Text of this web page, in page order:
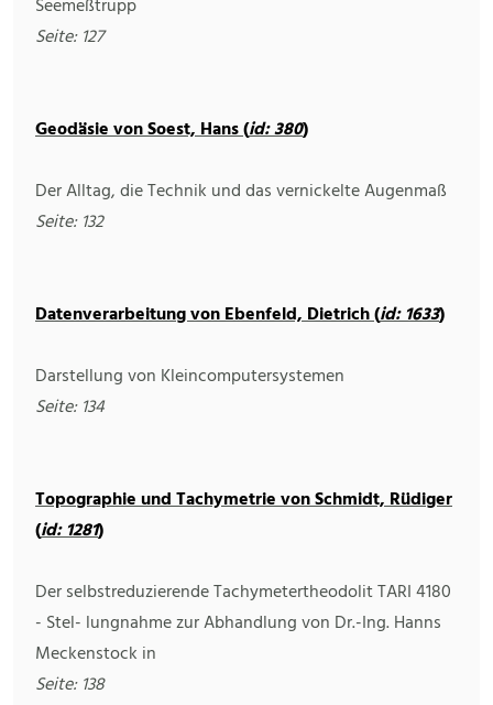
Seemeßtrupp
Seite: 127
Geodäsie von Soest, Hans (id: 380)
Der Alltag, die Technik und das vernickelte Augenmaß
Seite: 132
Datenverarbeitung von Ebenfeld, Dietrich (id: 1633)
Darstellung von Kleincomputersystemen
Seite: 134
Topographie und Tachymetrie von Schmidt, Rüdiger
(id: 1281)
Der selbstreduzierende Tachymetertheodolit TARI 4180
- Stel- lungnahme zur Abhandlung von Dr.-Ing. Hanns
Meckenstock in
Seite: 138